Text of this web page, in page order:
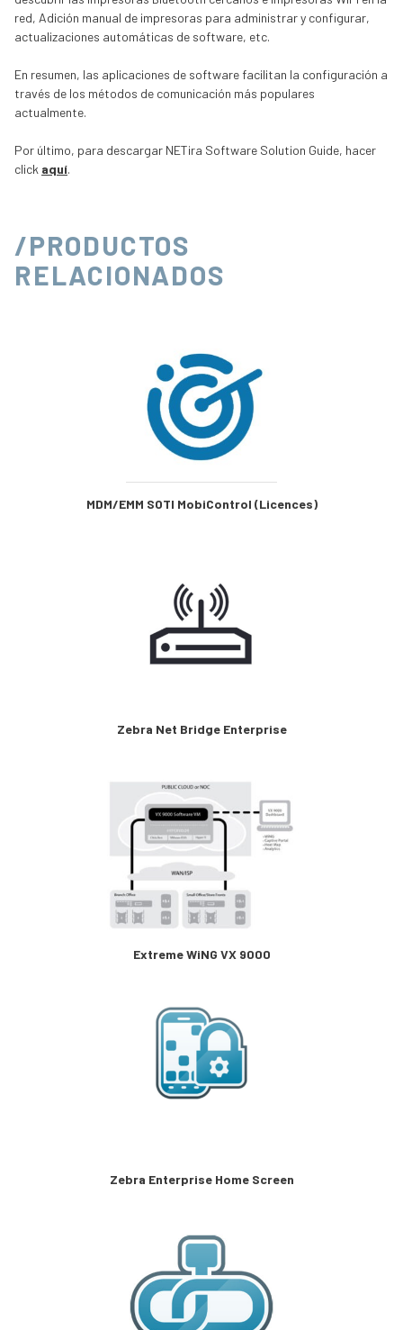
red, Adición manual de impresoras para administrar y configurar,
actualizaciones automáticas de software, etc.
En resumen, las aplicaciones de software facilitan la configuración a
través de los métodos de comunicación más populares
actualmente.
Por último, para descargar NETira Software Solution Guide, hacer
click aquí.
/PRODUCTOS
RELACIONADOS
MDM/EMM SOTI MobiControl (Licences)
Zebra Net Bridge Enterprise
Extreme WiNG VX 9000
Zebra Enterprise Home Screen